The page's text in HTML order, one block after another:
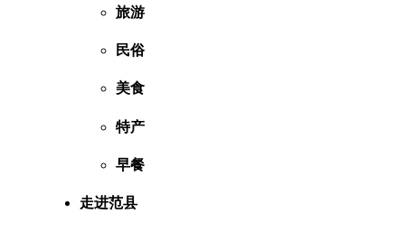
旅游
民俗
美食
特产
早餐
走进范县